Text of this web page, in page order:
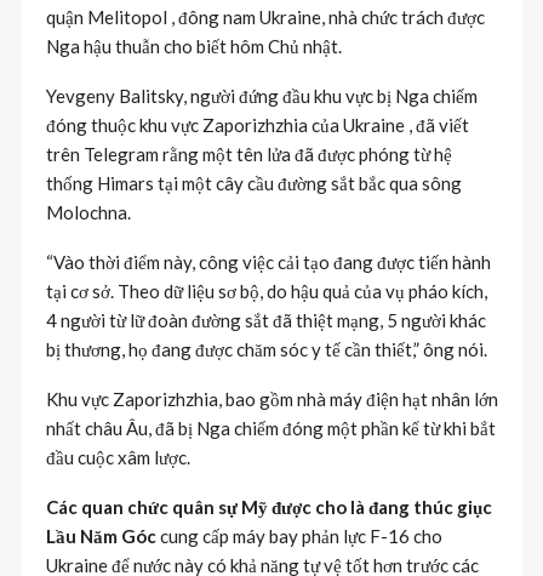
quận Melitopol , đông nam Ukraine, nhà chức trách được
Nga hậu thuẫn cho biết hôm Chủ nhật.
Yevgeny Balitsky, người đứng đầu khu vực bị Nga chiếm
đóng thuộc khu vực Zaporizhzhia của Ukraine , đã viết
trên Telegram rằng một tên lửa đã được phóng từ hệ
thống Himars tại một cây cầu đường sắt bắc qua sông
Molochna.
“Vào thời điểm này, công việc cải tạo đang được tiến hành
tại cơ sở. Theo dữ liệu sơ bộ, do hậu quả của vụ pháo kích,
4 người từ lữ đoàn đường sắt đã thiệt mạng, 5 người khác
bị thương, họ đang được chăm sóc y tế cần thiết,” ông nói.
Khu vực Zaporizhzhia, bao gồm nhà máy điện hạt nhân lớn
nhất châu Âu, đã bị Nga chiếm đóng một phần kể từ khi bắt
đầu cuộc xâm lược.
Các quan chức quân sự Mỹ được cho là đang thúc giục
Lầu Năm Góccung cấp máy bay phản lực F-16 cho
Ukraine để nước này có khả năng tự vệ tốt hơn trước các